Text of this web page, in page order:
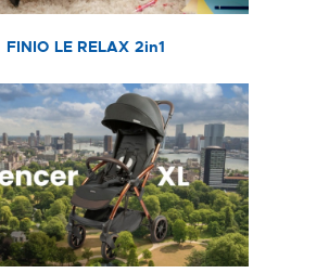
FINIO LE RELAX 2in1